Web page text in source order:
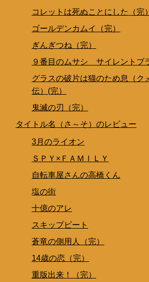
コレットは死ぬことにした（完）
ゴールデンカムイ（完）
ぎんぎつね（完）
９番目のムサシ サイレントブ
グラスの破片は猫のため息（ク
伝）(完）
鬼滅の刃（完）
タイトル名（さ～そ）のレビュー
3月のライオン
ＳＰＹ×ＦＡＭＩＬＹ
自転車屋さんの高橋くん
塩の街
十億のアレ
スキップビート
蒼竜の側用人（完）
14歳の恋（完）
重版出来！（完）